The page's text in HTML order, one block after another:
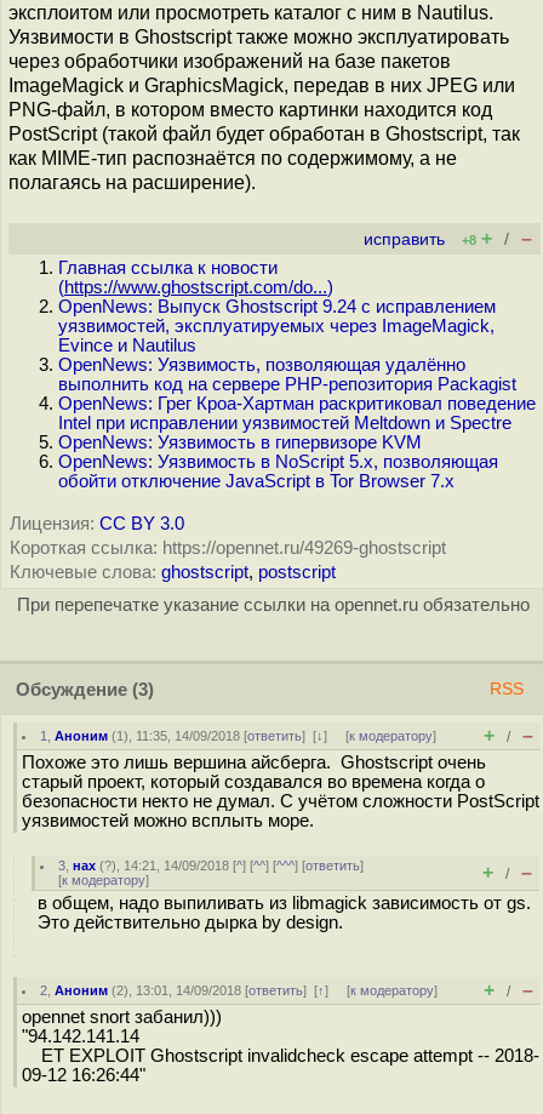
эксплоитом или просмотреть каталог с ним в Nautilus.
Уязвимости в Ghostscript также можно эксплуатировать
через обработчики изображений на базе пакетов
ImageMagick и GraphicsMagick, передав в них JPEG или
PNG-файл, в котором вместо картинки находится код
PostScript (такой файл будет обработан в Ghostscript, так
как MIME-тип распознаётся по содержимому, а не
полагаясь на расширение).
исправить +8 + / –
Главная ссылка к новости
(https://www.ghostscript.com/do...)
OpenNews: Выпуск Ghostscript 9.24 с исправлением
уязвимостей, эксплуатируемых через ImageMagick,
Evince и Nautilus
OpenNews: Уязвимость, позволяющая удалённо
выполнить код на сервере PHP-репозитория Packagist
OpenNews: Грег Кроа-Хартман раскритиковал поведение
Intel при исправлении уязвимостей Meltdown и Spectre
OpenNews: Уязвимость в гипервизоре KVM
OpenNews: Уязвимость в NoScript 5.x, позволяющая
обойти отключение JavaScript в Tor Browser 7.x
Лицензия: CC BY 3.0
Короткая ссылка: https://opennet.ru/49269-ghostscript
Ключевые слова: ghostscript, postscript
При перепечатке указание ссылки на opennet.ru обязательно
Обсуждение (3) RSS
1 ,Аноним (1), 11:35, 14/09/2018 [ответить][↓] [к модератору] + / –
Похоже это лишь вершина айсберга. Ghostscript очень
старый проект, который создавался во времена когда о
безопасности некто не думал. С учётом сложности PostScript
уязвимостей можно всплыть море.
3 ,нах (?), 14:21, 14/09/2018 [^] [^^] [^^^] [ответить]
[к модератору] + / –
в общем, надо выпиливать из libmagick зависимость от gs.
Это действительно дырка by design.
2 ,Аноним (2), 13:01, 14/09/2018 [ответить][↑] [к модератору] + / –
opennet snort забанил)))
"94.142.141.14
ET EXPLOIT Ghostscript invalidcheck escape attempt -- 2018-
09-12 16:26:44"